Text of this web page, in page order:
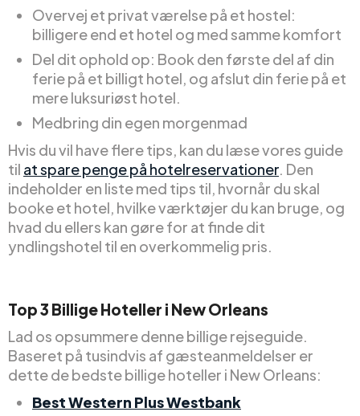
Overvej et privat værelse på et hostel:
billigere end et hotel og med samme komfort
Del dit ophold op: Book den første del af din
ferie på et billigt hotel, og afslut din ferie på et
mere luksuriøst hotel.
Medbring din egen morgenmad
Hvis du vil have flere tips, kan du læse vores guide
til at spare penge på hotelreservationer . Den
indeholder en liste med tips til, hvornår du skal
booke et hotel, hvilke værktøjer du kan bruge, og
hvad du ellers kan gøre for at finde dit
yndlingshotel til en overkommelig pris.
Top3 BilligeHoteller i New Orleans
Lad os opsummere denne billige rejseguide.
Baseret på tusindvis af gæsteanmeldelser er
dette de bedste billige hoteller i New Orleans:
Best Western Plus Westbank